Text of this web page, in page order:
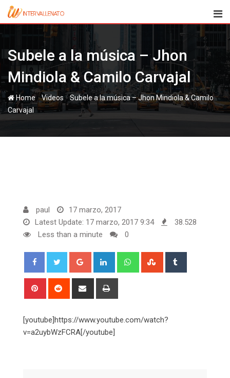
Skip
Subele a la música – Jhon
Mindiola & Camilo Carvajal
Home-Videos-Subele a la música – Jhon Mindiola & Camilo
Carvajal
paul
17 marzo, 2017
Latest Update: 17 marzo, 2017 9:34
38.528
Less than a minute
0
Google+ LinkedIn WhatsappStumbleUpon
Pinterest Reddit
Share
[youtube]https://www.youtube.com/watch?
v=a2uybWzFCRA[/youtube]